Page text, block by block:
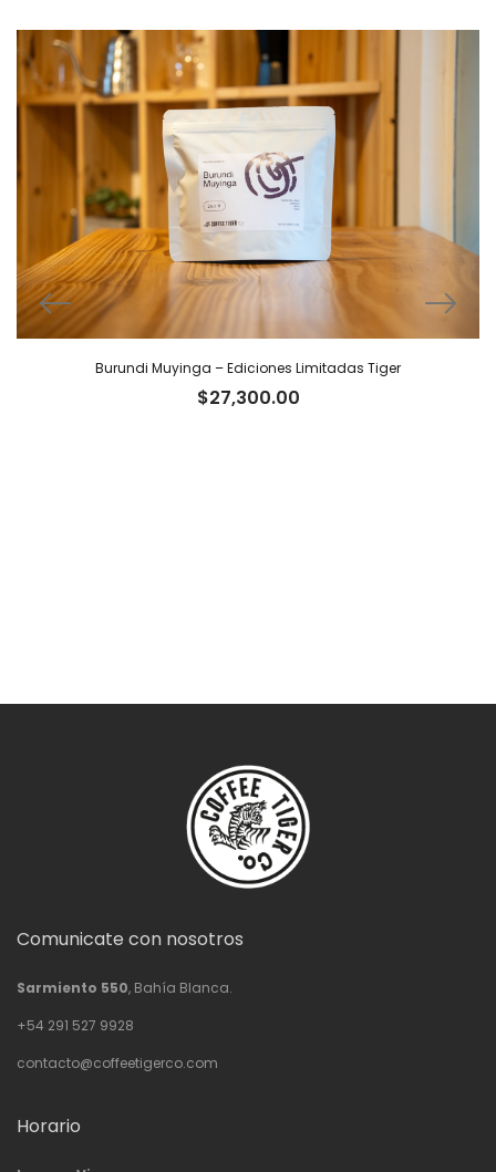
Burundi Muyinga – Ediciones Limitadas Tiger
$27,300.00
Comunicate con nosotros
Sarmiento 550, Bahía Blanca.
+54 291 527 9928
contacto@coffeetigerco.com
Horario